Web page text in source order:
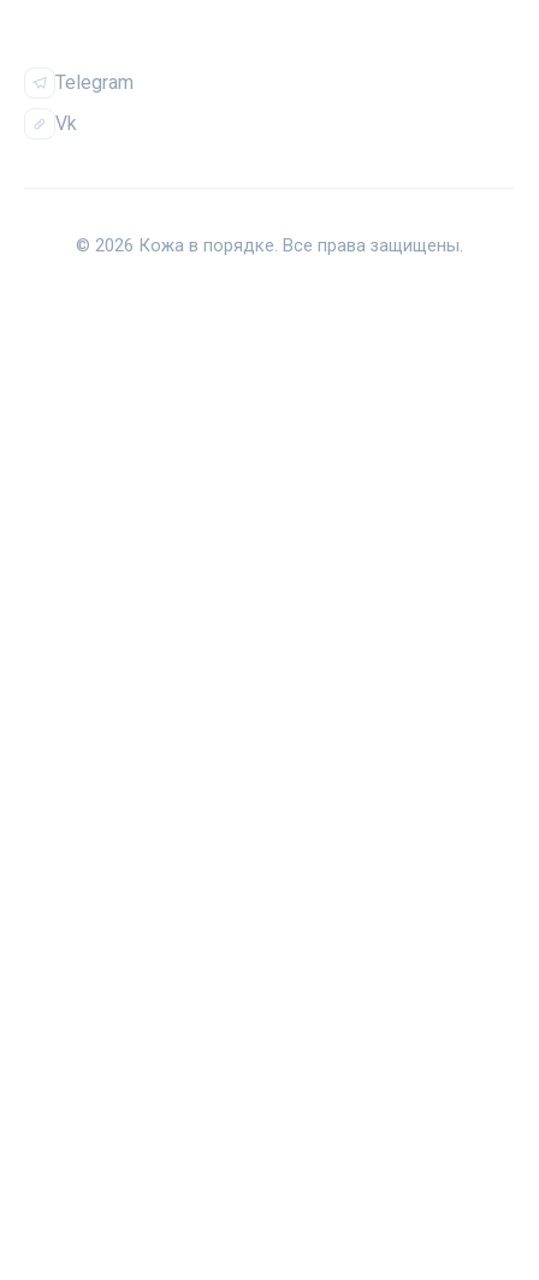
Telegram
Vk
© 2026 Кожа в порядке. Все права защищены.